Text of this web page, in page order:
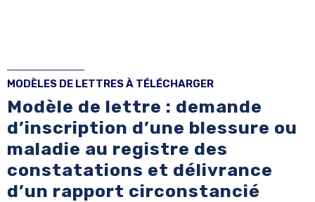
MODÈLES DE LETTRES À TÉLÉCHARGER
Modèle de lettre : demande
d’inscription d’une blessure ou
maladie au registre des
constatations et délivrance
d’un rapport circonstancié